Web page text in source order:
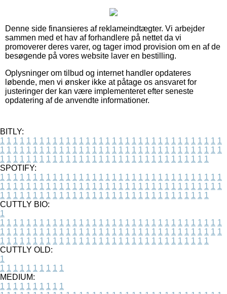
Denne side finansieres af reklameindtægter. Vi arbejder
sammen med et hav af forhandlere på nettet da vi
promoverer deres varer, og tager imod provision om en af de
besøgende på vores website laver en bestilling.
Oplysninger om tilbud og internet handler opdateres
løbende, men vi ønsker ikke at påtage os ansvaret for
justeringer der kan være implementeret efter seneste
opdatering af de anvendte informationer.
BITLY:
1 1 1 1 1 1 1 1 1 1 1 1 1 1 1 1 1 1 1 1 1 1 1 1 1 1 1 1 1 1 1 1 1 1
1 1 1 1 1 1 1 1 1 1 1 1 1 1 1 1 1 1 1 1 1 1 1 1 1 1 1 1 1 1 1 1 1 1
1 1 1 1 1 1 1 1 1 1 1 1 1 1 1 1 1 1 1 1 1 1 1 1 1 1 1 1 1 1 1 1
SPOTIFY:
1 1 1 1 1 1 1 1 1 1 1 1 1 1 1 1 1 1 1 1 1 1 1 1 1 1 1 1 1 1 1 1 1 1
1 1 1 1 1 1 1 1 1 1 1 1 1 1 1 1 1 1 1 1 1 1 1 1 1 1 1 1 1 1 1 1 1 1
1 1 1 1 1 1 1 1 1 1 1 1 1 1 1 1 1 1 1 1 1 1 1 1 1 1 1 1 1 1 1 1
CUTTLY BIO:
1
1 1 1 1 1 1 1 1 1 1 1 1 1 1 1 1 1 1 1 1 1 1 1 1 1 1 1 1 1 1 1 1 1 1
1 1 1 1 1 1 1 1 1 1 1 1 1 1 1 1 1 1 1 1 1 1 1 1 1 1 1 1 1 1 1 1 1 1
1 1 1 1 1 1 1 1 1 1 1 1 1 1 1 1 1 1 1 1 1 1 1 1 1 1 1 1 1 1 1 1
CUTTLY OLD:
1
1 1 1 1 1 1 1 1 1 1
MEDIUM:
1 1 1 1 1 1 1 1 1 1